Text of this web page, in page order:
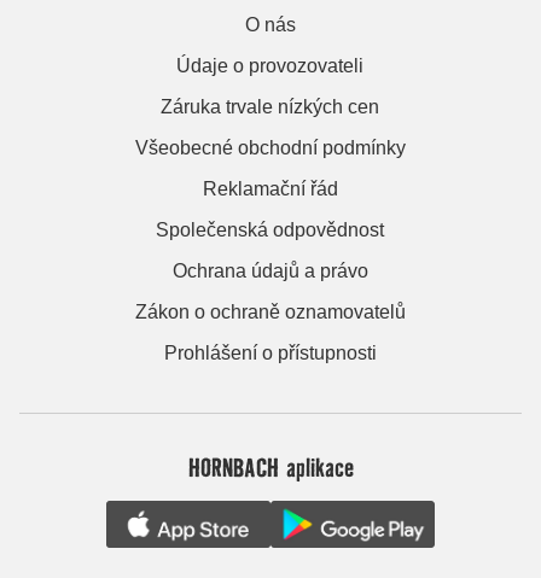
O nás
Údaje o provozovateli
Záruka trvale nízkých cen
Všeobecné obchodní podmínky
Reklamační řád
Společenská odpovědnost
Ochrana údajů a právo
Zákon o ochraně oznamovatelů
Prohlášení o přístupnosti
HORNBACH aplikace